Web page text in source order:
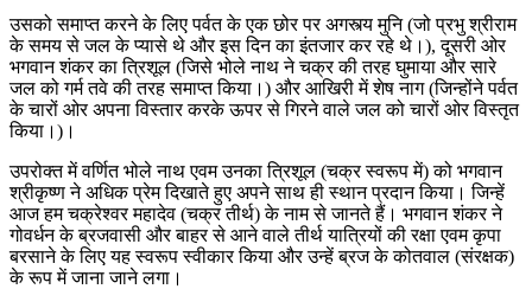
उसको समाप्त करने के लिए पर्वत के एक छोर पर अगस्त्य मुनि (जो प्रभु श्रीराम
के समय से जल के प्यासे थे और इस दिन का इंतजार कर रहे थे।), दूसरी ओर
भगवान शंकर का त्रिशूल (जिसे भोले नाथ ने चक्र की तरह घुमाया और सारे
जल को गर्म तवे की तरह समाप्त किया।) और आखिरी में शेष नाग (जिन्होंने पर्वत
के चारों ओर अपना विस्तार करके ऊपर से गिरने वाले जल को चारों ओर विस्तृत
किया।)।
उपरोक्त में वर्णित भोले नाथ एवम उनका त्रिशूल (चक्र स्वरूप में) को भगवान
श्रीकृष्ण ने अधिक प्रेम दिखाते हुए अपने साथ ही स्थान प्रदान किया। जिन्हें
आज हम चक्रेश्वर महादेव (चक्र तीर्थ) के नाम से जानते हैं। भगवान शंकर ने
गोवर्धन के ब्रजवासी और बाहर से आने वाले तीर्थ यात्रियों की रक्षा एवम कृपा
बरसाने के लिए यह स्वरूप स्वीकार किया और उन्हें ब्रज के कोतवाल (संरक्षक)
के रूप में जाना जाने लगा।